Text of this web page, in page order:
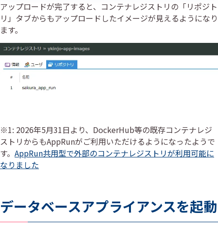
アップロードが完了すると、コンテナレジストリの「リポジト
リ」タブからもアップロードしたイメージが見えるようになり
ます。
※1: 2026年5月31日より、DockerHub等の既存コンテナレジ
ストリからもAppRunがご利用いただけるようになったようで
す。 AppRun共用型で外部のコンテナレジストリが利用可能に
なりました
データベースアプライアンスを起動